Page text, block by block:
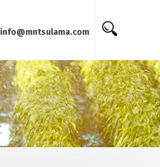
info@mntsulama.com